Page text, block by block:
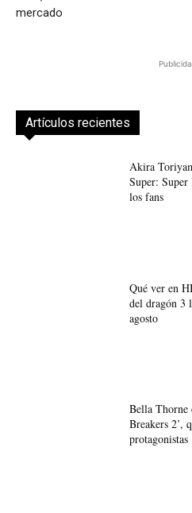
mercado
Artículos recientes
Akira
Super: Super
los fans
Qué ver en
del dragón 3
agosto
Bella
Breakers 2’,
protagonistas